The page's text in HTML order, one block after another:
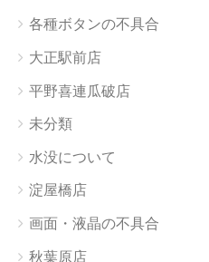
各種ボタンの不具合
大正駅前店
平野喜連瓜破店
未分類
水没について
淀屋橋店
画面・液晶の不具合
秋葉原店